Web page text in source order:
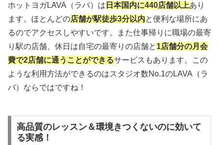
ホットヨガLAVA（ラバ）は 日本国内に440店舗以上あり
ます。ほとんどの店舗が駅徒歩3分以内と便利な場所にあ
るのでアクセスしやすいです。また仕事帰りに職場の最寄
り駅の店舗、休日は自宅の最寄りの店舗と 1店舗分の月会
費で2店舗に通うことができるサービスもあります。この
ような利用方法ができるのはスタジオ数No.1のLAVA（ラ
バ）ならではですね！
高品質のレッスン＆環境きつくないのに効いて
る実感！